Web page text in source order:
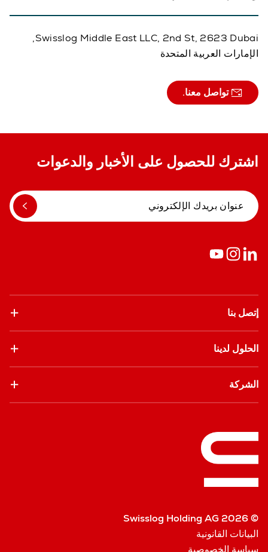
Swisslog Middle East LLC, 2nd St, 2623 Dubai,
الإمارات العربية المتحدة
تواصل معنا.
اشترك للحصول على الأخبار والدعوات
إتصل بنا
الحلول لدينا
الشركة
© Swisslog Holding AG 2026
البيانات القانونية
سياسة الخصوصية